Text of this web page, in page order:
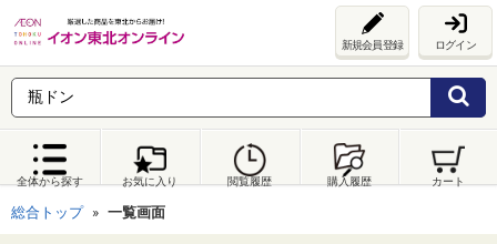
新規会員登録 ログイン
全体から探す お気に入り 閲覧履歴 購入履歴 カート
総合トップ 一覧画面